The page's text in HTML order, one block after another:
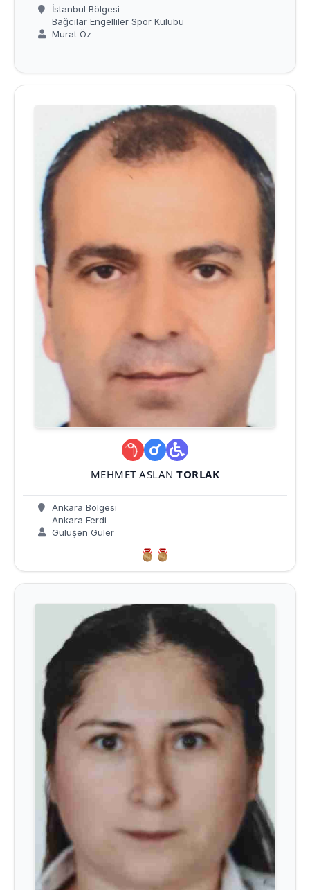
İstanbul Bölgesi
Bağcılar Engelliler Spor Kulübü
Murat Öz
MEHMET ASLANTORLAK
Ankara Bölgesi
Ankara Ferdi
Gülüşen Güler